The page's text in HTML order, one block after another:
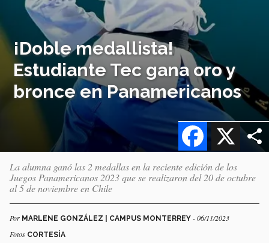
¡Doble medallista!
Estudiante Tec gana oro y
bronce en Panamericanos
X
Facebook
La alumna ganó las 2 medallas en la reciente edición de los
Juegos Panamericanos 2023 que se realizaron del 20 de octubre
al 5 de noviembre en Chile
Por MARLENE GONZÁLEZ | CAMPUS MONTERREY - 06/11/2023
Fotos CORTESÍA